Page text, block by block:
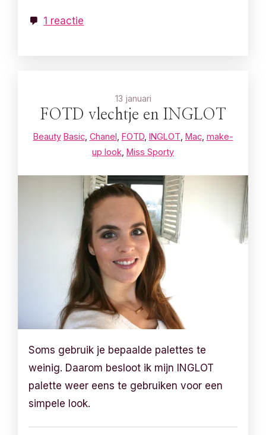
1 reactie
13 januari
FOTD vlechtje en INGLOT
Beauty Basic, Chanel, FOTD, INGLOT, Mac, make-
up look, Miss Sporty
Soms gebruik je bepaalde palettes te
weinig. Daarom besloot ik mijn INGLOT
palette weer eens te gebruiken voor een
simpele look.